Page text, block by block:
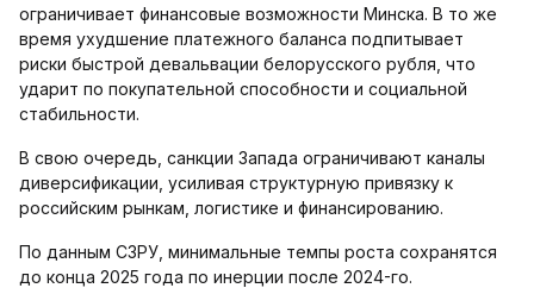
ограничивает финансовые возможности Минска. В то же
время ухудшение платежного баланса подпитывает
риски быстрой девальвации белорусского рубля, что
ударит по покупательной способности и социальной
стабильности.
В свою очередь, санкции Запада ограничивают каналы
диверсификации, усиливая структурную привязку к
российским рынкам, логистике и финансированию.
По данным СЗРУ, минимальные темпы роста сохранятся
до конца 2025 года по инерции после 2024-го.